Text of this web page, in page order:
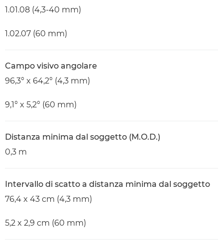
1.01.08 (4,3-40 mm)
1.02.07 (60 mm)
Campo visivo angolare
96,3° x 64,2° (4,3 mm)
9,1° x 5,2° (60 mm)
Distanza minima dal soggetto (M.O.D.)
0,3 m
Intervallo di scatto a distanza minima dal soggetto
76,4 x 43 cm (4,3 mm)
5,2 x 2,9 cm (60 mm)